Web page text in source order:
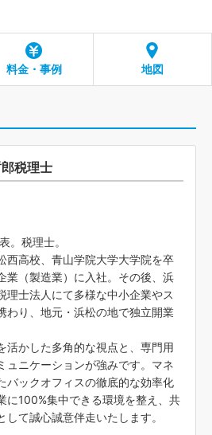
料金・事例 地図
税理士
。税理士。
西高校、青山学院大学大学院を卒
業（製造業）に入社。その後、浜
理士法人にて多様な中小企業やス
わり、地元・浜松の地で独立開業
活かした多角的な視点と、専門用
ュニケーションが強みです。マネ
バックオフィスの徹底的な効率化
に100%集中できる環境を整え、共
て誠心誠意伴走いたします。